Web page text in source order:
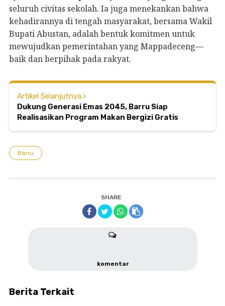
seluruh civitas sekolah. Ia juga menekankan bahwa
kehadirannya di tengah masyarakat, bersama Wakil
Bupati Abustan, adalah bentuk komitmen untuk
mewujudkan pemerintahan yang Mappadeceng—
baik dan berpihak pada rakyat.
Artikel Selanjutnya
Dukung Generasi Emas 2045, Barru Siap
Realisasikan Program Makan Bergizi Gratis
Barru
SHARE
komentar
Berita Terkait